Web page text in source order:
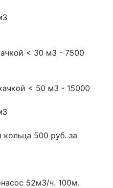
< 30 м3 - 7500
< 50 м3 - 15000
500 руб. за
52м3/ч. 100м.